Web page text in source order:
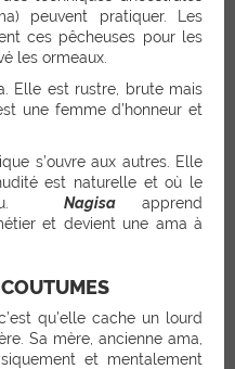
peuvent pratiquer. Les
ces pêcheuses pour les
les ormeaux.
Elle est rustre, brute mais
une femme d’honneur et
s’ouvre aux autres. Elle
est naturelle et où le
Nagisa
apprend
et devient une ama à
qu’elle cache un lourd
Sa mère, ancienne ama,
et mentalement